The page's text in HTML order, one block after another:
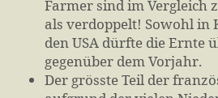
Farmer sind im Vergleich
als verdoppelt! Sowohl in
den USA dürfte die Ernte
gegenüber dem Vorjahr.
Der grösste Teil der